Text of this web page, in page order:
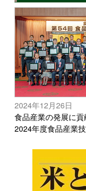
2024年12月26日
食品産業の発展に貢
2024年度食品産業